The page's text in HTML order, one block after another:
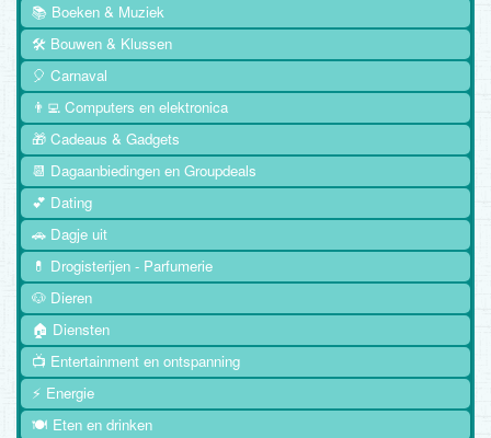
📚 Boeken & Muziek
🛠️ Bouwen & Klussen
🎈 Carnaval
👨‍💻 Computers en elektronica
🎁 Cadeaus & Gadgets
📆 Dagaanbiedingen en Groupdeals
💕 Dating
🚗 Dagje uit
💊 Drogisterijen - Parfumerie
🐶 Dieren
🏠 Diensten
📺 Entertainment en ontspanning
⚡ Energie
🍽️ Eten en drinken